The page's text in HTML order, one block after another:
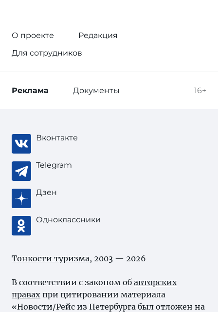
О проекте
Редакция
Для сотрудников
16+
Реклама Документы
Вконтакте
Telegram
Дзен
Одноклассники
Тонкости туризма, 2003 — 2026
В соответствии с законом об авторских
правах при цитировании материала
«Новости/Рейс из Петербурга был отложен на